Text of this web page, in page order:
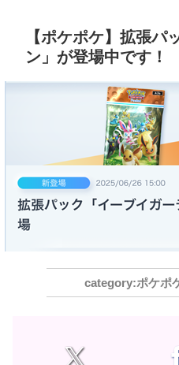
【ポケポケ】拡張パ
ン」が登場中です！
ポケポ